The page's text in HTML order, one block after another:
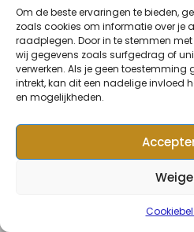
Om de beste ervaringen te bieden,
zoals cookies om informatie over je
raadplegen. Door in te stemmen
wij gegevens zoals surfgedrag of
verwerken. Als je geen toestemming
intrekt, kan dit een nadelige invloed
en mogelijkheden.